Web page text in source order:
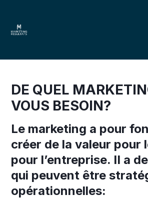
contenu
DE QUEL
VOUS BESOIN?
Le marketing a pour
créer de la valeur pour
pour l’entreprise. II a
qui peuvent être
opérationnelles: